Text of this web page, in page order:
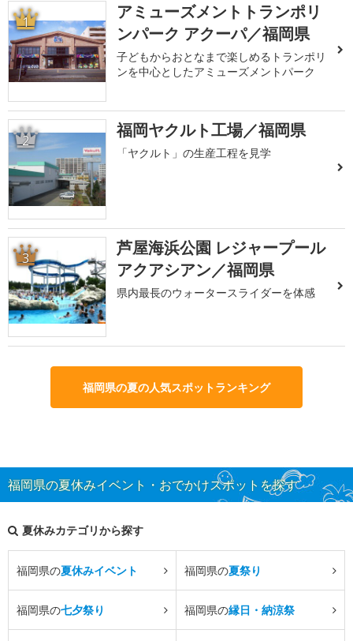
1
アミューズメントトランポリ
ンパーク アクーパ／福岡県
子どもからおとなまで楽しめるトランポリ
ンを中心としたアミューズメントパーク
2 福岡ヤクルト工場／福岡県
「ヤクルト」の生産工程を見学
3
芦屋海浜公園 レジャープール
アクアシアン／福岡県
県内最長のウォータースライダーを体感
福岡県の夏の人気スポットランキング
福岡県の夏休みイベント・おでかけスポットを探す
夏休みカテゴリから探す
福岡県の夏休みイベント 福岡県の夏祭り
福岡県の七夕祭り 福岡県の縁日・納涼祭